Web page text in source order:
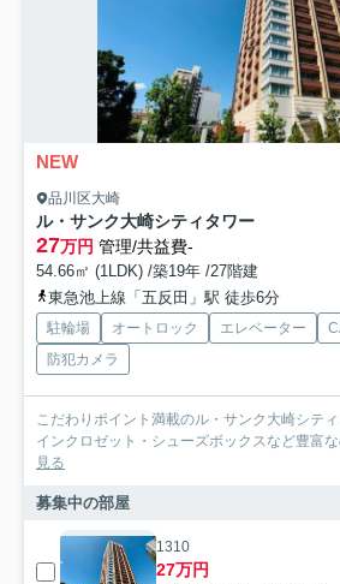
NEW
品川区大崎
ル・サンク大崎シティタワー
27万円 管理/共益費-
54.66㎡ (1LDK) /築19年 /27階建
東急池上線「五反田」駅 徒歩6分
駐輪場 オートロック エレベーター
防犯カメラ
こだわりポイント満載のル・サンク大崎シテ
インクロゼット・シューズボックスなど豊富
見る
募集中の部屋
1310
27万円